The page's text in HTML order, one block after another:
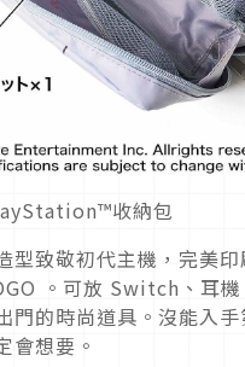
收納包
型致敬初代主機，完美
。可放 Switch、耳機
門的時尚道具。沒能入
會想要。